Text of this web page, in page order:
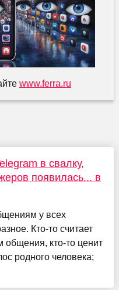
www.ferra.ru
в свалку,
появилась... в
у всех
Кто-то считает
общения, кто-то ценит
родного человека;